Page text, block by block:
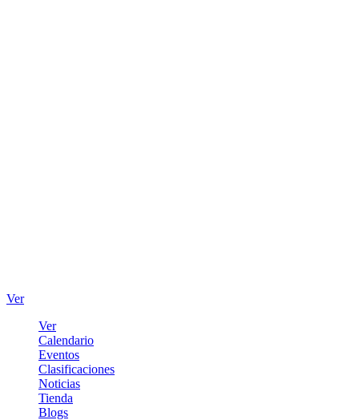
Ver
Ver
Calendario
Eventos
Clasificaciones
Noticias
Tienda
Blogs